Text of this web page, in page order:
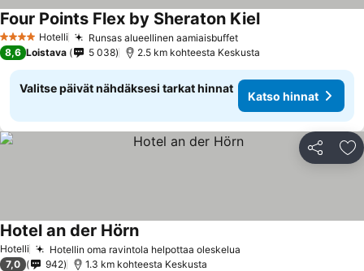
4 Tähtiluokitus
Hotelli Runsas alueellinen aamiaisbuffet
Four Points Flex by Sheraton Kiel
8,6 Loistava 5 038 2.5 km kohteesta Keskusta
Valitse päivät nähdäksesi tarkat hinnat
Katso hinnat
Jaa
Hotelli Hotellin oma ravintola helpottaa oleskelua
Hotel an der Hörn
7,0 942 1.3 km kohteesta Keskusta